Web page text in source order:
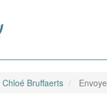
Chloé Bruffaerts